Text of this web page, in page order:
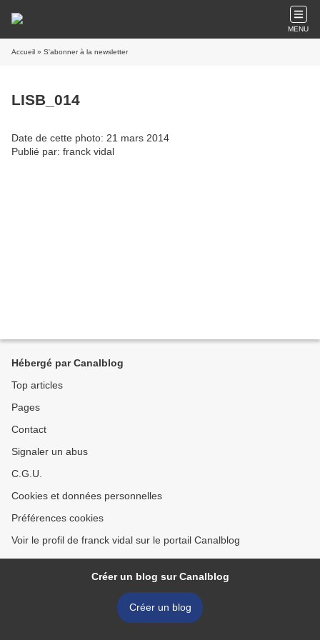
MENU
Accueil » S'abonner à la newsletter
LISB_014
Date de cette photo: 21 mars 2014
Publié par: franck vidal
Hébergé par Canalblog
Top articles
Pages
Contact
Signaler un abus
C.G.U.
Cookies et données personnelles
Préférences cookies
Voir le profil de franck vidal sur le portail Canalblog
Créer un blog sur Canalblog
Créer un blog